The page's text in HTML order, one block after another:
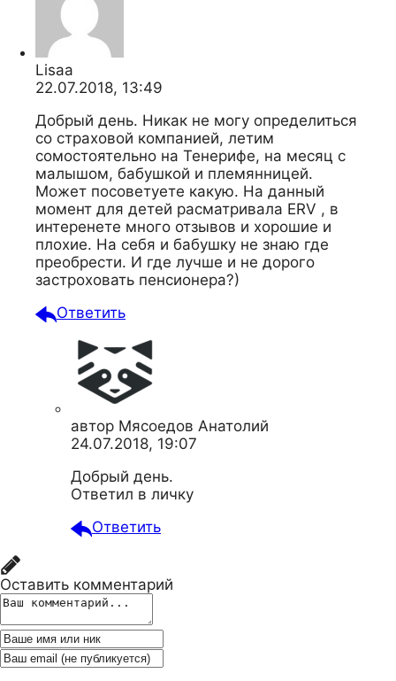
Lisaa
22.07.2018, 13:49
Добрый день. Никак не могу определиться
со страховой компанией, летим
сомостоятельно на Тенерифе, на месяц с
малышом, бабушкой и племянницей.
Может посоветуете какую. На данный
момент для детей расматривала ERV , в
интеренете много отзывов и хорошие и
плохие. На себя и бабушку не знаю где
преобрести. И где лучше и не дорого
застроховать пенсионера?)
Ответить
автор Мясоедов Анатолий
24.07.2018, 19:07
Добрый день.
Ответил в личку
Ответить
Оставить комментарий